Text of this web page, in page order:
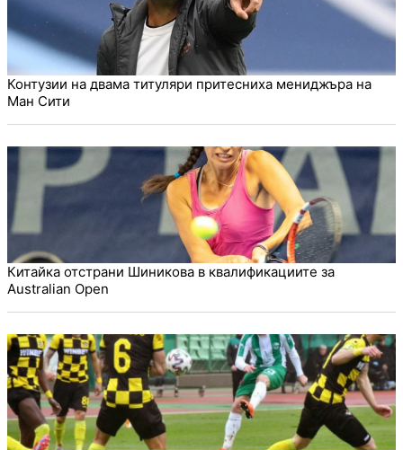
Контузии на двама титуляри притесниха мениджъра на
Ман Сити
Китайка отстрани Шиникова в квалификациите за
Australian Open